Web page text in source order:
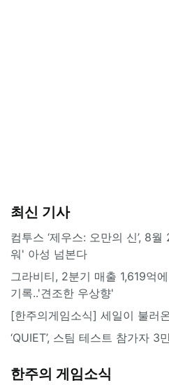
최신 기사
컴투스 ‘제우스: 오만의 신’, 8
워' 아성 넘본다
그라비티, 2분기 매출 1,619억
기록..'견조한 우상향'
[한주의게임소식] 세일이 불러
‘QUIET’, 스팀 테스트 참가자 3
한주의 게임소식